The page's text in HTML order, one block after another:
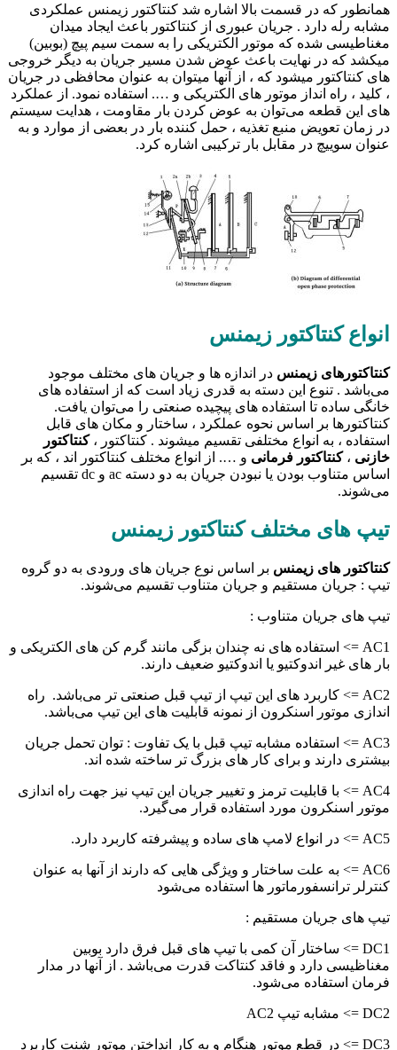
همانطور که در قسمت بالا اشاره شد کنتاکتور زیمنس عملکردی
مشابه رله دارد . جریان عبوری از کنتاکتور باعث ایجاد میدان
مغناطیسی شده که موتور الکتریکی را به سمت سیم پیچ (بوبین)
میکشد که در نهایت باعث عوض شدن مسیر جریان به دیگر خروجی
های کنتاکتور میشود که ، از آنها میتوان به عنوان محافظی در جریان
، کلید ، راه انداز موتور های الکتریکی و …. استفاده نمود. از عملکرد
های این قطعه می‌توان به عوض کردن بار مقاومت ، هدایت سیستم
در زمان تعویض منبع تغذیه ، حمل کننده بار در بعضی از موارد و به
عنوان سوییچ در مقابل بار ترکیبی اشاره کرد.
انواع کنتاکتور زیمنس
کنتاکتور‌های زیمنس در اندازه ها و جریان های مختلف موجود
می‌باشد . تنوع این دسته به قدری زیاد است که از استفاده های
خانگی ساده تا استفاده های پیچیده صنعتی را می‌توان یافت.
کنتاکتورها بر اساس نحوه عملکرد ، ساختار و مکان های قابل
استفاده ، به انواع مختلفی تقسیم میشوند . کنتاکتور ، کنتاکتور
خازنی ،کنتاکتور فرمانی و …. از انواع مختلف کنتاکتور اند ، که بر
اساس متناوب بودن یا نبودن جریان به دو دسته ac و dc تقسیم
می‌شوند.
تیپ های مختلف کنتاکتور زیمنس
کنتاکتور های زیمنس بر اساس نوع جریان های ورودی به دو گروه
تیپ : جریان مستقیم و جریان متناوب تقسیم می‌شوند.
تیپ های جریان متناوب :
AC1 => استفاده های نه چندان بزگی مانند گرم کن های الکتریکی و
بار های غیر اندوکتیو یا اندوکتیو ضعیف دارند.
AC2 => کاربرد های این تیپ از تیپ قبل صنعتی تر می‌باشد. راه
اندازی موتور اسنکرون از نمونه قابلیت های این تیپ می‌باشد.
AC3 => استفاده مشابه تیپ قبل با یک تفاوت : توان تحمل جریان
بیشتری دارند و برای کار های بزرگ تر ساخته شده اند.
AC4 => با قابلیت ترمز و تغییر جریان این تیپ نیز جهت راه اندازی
موتور اسنکرون مورد استفاده قرار می‌گیرد.
AC5 => در انواع لامپ های ساده و پیشرفته کاربرد دارد.
AC6 => به علت ساختار و ویژگی هایی که دارند از آنها به عنوان
کنترلر ترانسفورماتور ها استفاده می‌شود
تیپ های جریان مستقیم :
DC1 => ساختار آن کمی با تیپ های قبل فرق دارد بوبین
مغناظیسی دارد و فاقد کنتاکت قدرت می‌باشد . از آنها در مدار
فرمان استفاده می‌شود.
DC2 => مشابه تیپ AC2
DC3 => در قطع موتور هنگام و به کار انداختن موتور شنت کاربرد